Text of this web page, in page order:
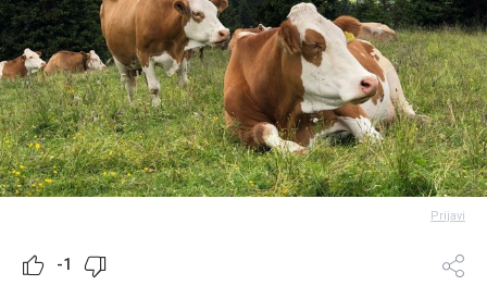
Prijavi
-1